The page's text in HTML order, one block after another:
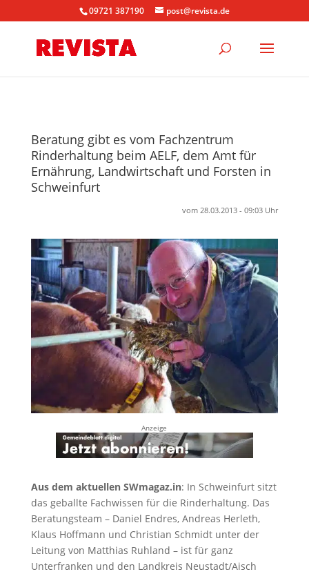
09721 387190 post@revista.de
Beratung gibt es vom Fachzentrum
Rinderhaltung beim AELF, dem Amt für
Ernährung, Landwirtschaft und Forsten in
Schweinfurt
vom 28.03.2013 - 09:03 Uhr
Anzeige
Aus dem aktuellen SWmagaz.in: In Schweinfurt sitzt
das geballte Fachwissen für die Rinderhaltung. Das
Beratungsteam – Daniel Endres, Andreas Herleth,
Klaus Hoffmann und Christian Schmidt unter der
Leitung von Matthias Ruhland – ist für ganz
Unterfranken und den Landkreis Neustadt/Aisch